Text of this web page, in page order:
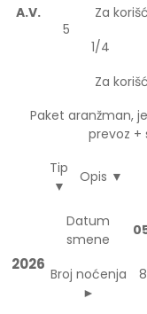
A.V.
5
Za
1/4
Za
Paket aranžman,
prevoz +
2026
Tip
▼
Opis ▼
Datum
smene
Broj noćenja
►
8